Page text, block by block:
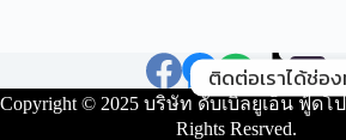
Copyright © 2025 บริษัท ดับเบิ้ลยูเอ็น ฟู้ดโ
Rights Resrved.
ติดต่อเราได้ช่อ